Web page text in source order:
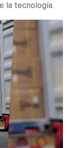
la tecnología.